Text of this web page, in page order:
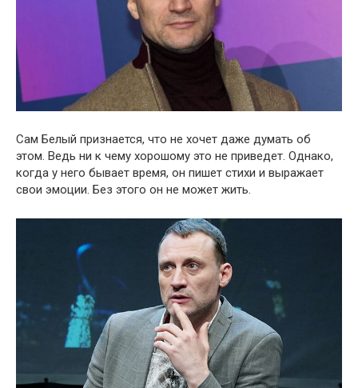
Сам Белый признается, что не хочет даже думать об
этом. Ведь ни к чему хорошому это не приведет. Однако,
когда у него бывает время, он пишет стихи и выражает
свои эмоции. Без этого он не может жить.